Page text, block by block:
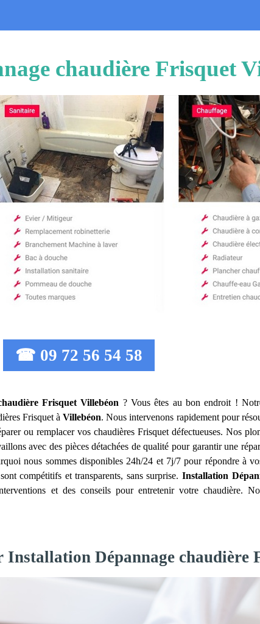
chaudière Frisquet
☎ 09 72 56 54 58
Frisquet Villebéon ? Vous êtes au bon endroit !
Frisquet àVillebéon. Nous intervenons rapidement pour
ou remplacer vos chaudières Frisquet défectueuses. Nos
avec des pièces détachées de qualité pour garantir une
nous sommes disponibles 24h/24 et 7j/7 pour répondre à
compétitifs et transparents, sans surprise. Installation
et des conseils pour entretenir votre chaudière.
Dépannage chaudière